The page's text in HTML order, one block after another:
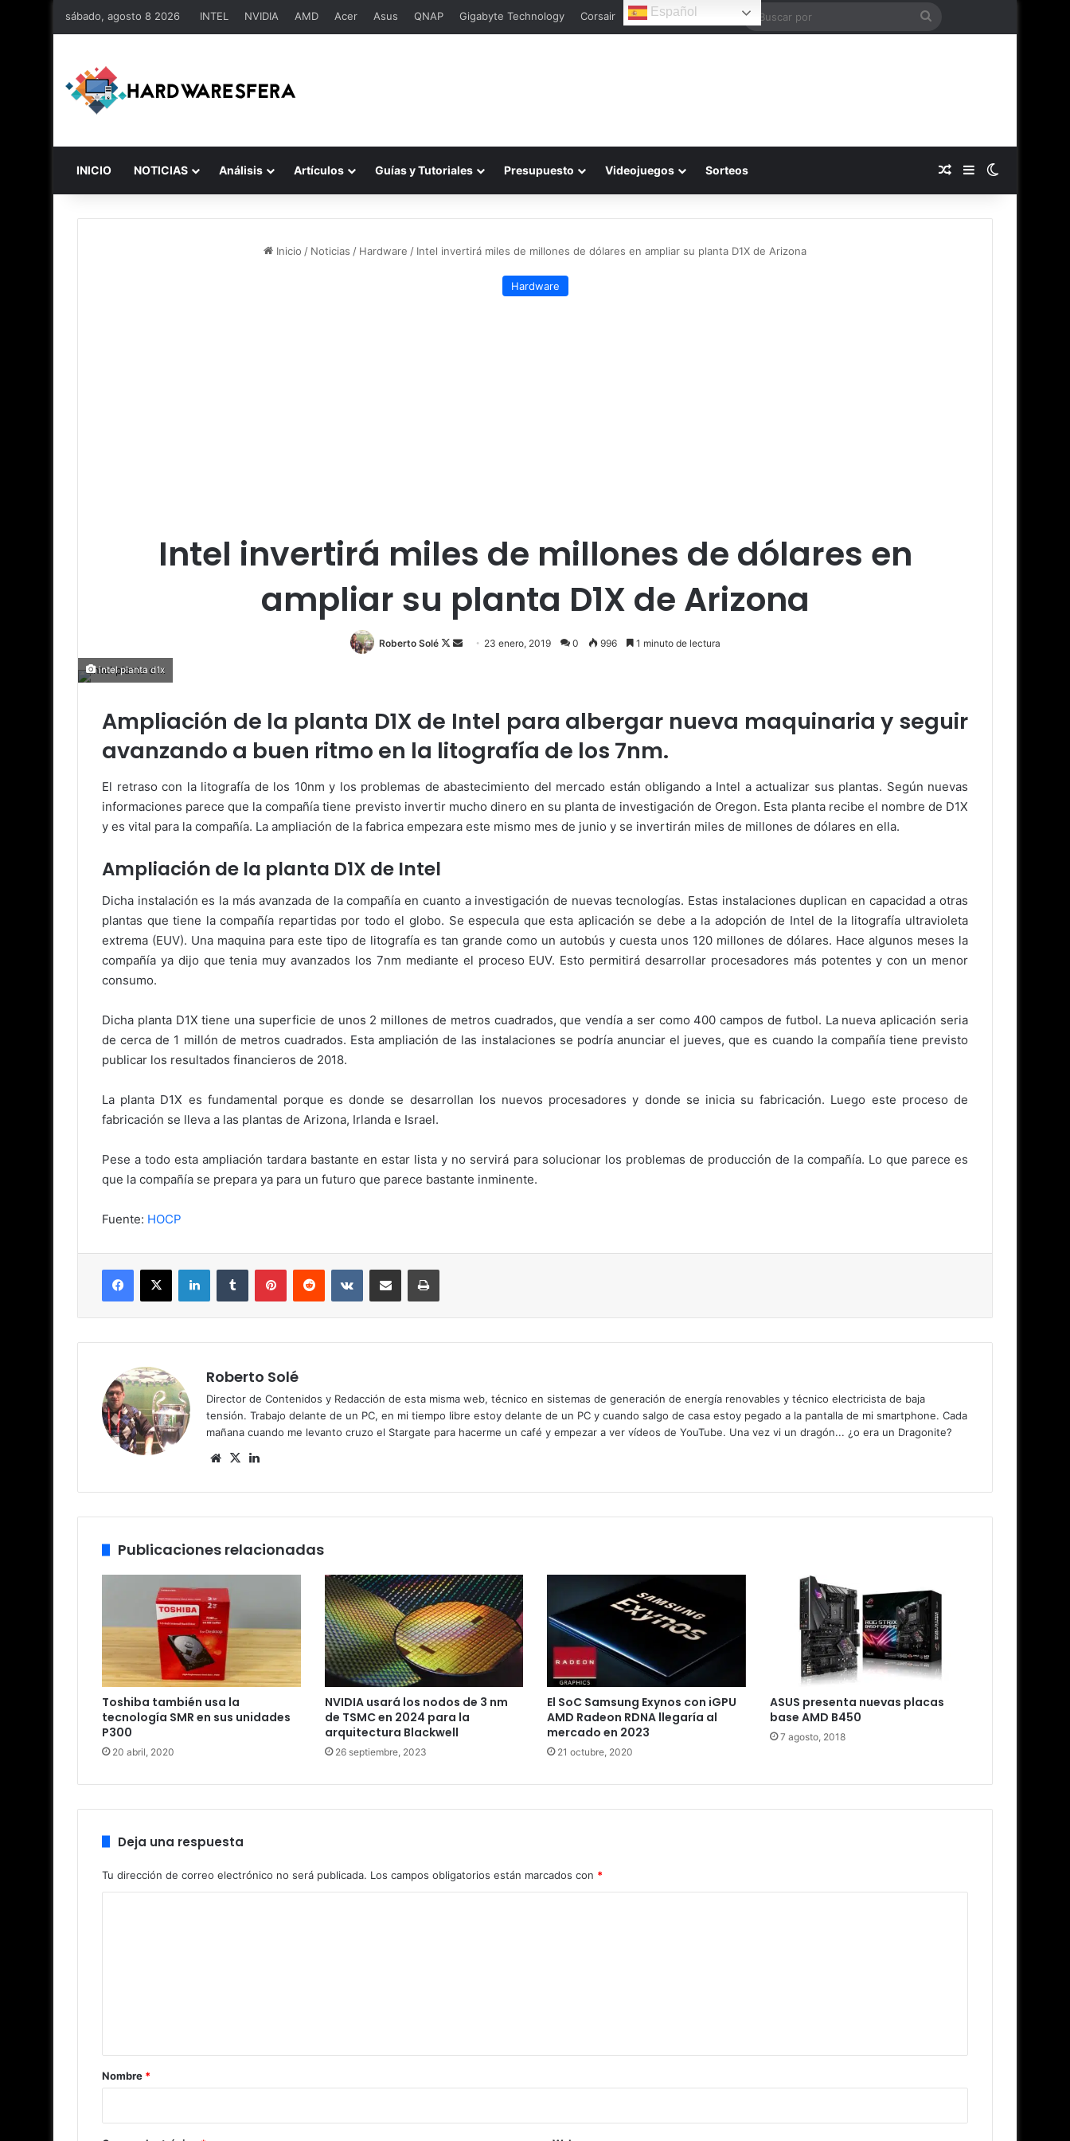
sábado, agosto 8 2026 INTEL NVIDIA AMD Acer Asus QNAP Gigabyte Technology Corsair Español
Buscar
INICIO NOTICIAS Análisis Artículos Guías y Tutoriales Presupuesto Videojuegos Sorteos Publicación al azar
Barra lateral
Inicio / Noticias / Hardware / Intel invertirá miles de millones de dólares en ampliar su planta D1X de Arizona
Hardware
Intel invertirá miles de millones de dólares en
ampliar su planta D1X de Arizona
Roberto Solé
F
o
S
a
e
l
23 enero, 2019 0 996 1 minuto de lectura
intel planta d1x
Ampliación de la planta D1X de Intel para albergar nueva maquinaria y seguir
avanzando a buen ritmo en la litografía de los 7nm.
El retraso con la litografía de los 10nm y los problemas de abastecimiento del mercado están obligando a Intel a actualizar sus plantas. Según nuevas
informaciones parece que la compañía tiene previsto invertir mucho dinero en su planta de investigación de Oregon. Esta planta recibe el nombre de D1X
y es vital para la compañía. La ampliación de la fabrica empezara este mismo mes de junio y se invertirán miles de millones de dólares en ella.
Ampliación de la planta D1X de Intel
Dicha instalación es la más avanzada de la compañía en cuanto a investigación de nuevas tecnologías. Estas instalaciones duplican en capacidad a otras
plantas que tiene la compañía repartidas por todo el globo. Se especula que esta aplicación se debe a la adopción de Intel de la litografía ultravioleta
extrema (EUV). Una maquina para este tipo de litografía es tan grande como un autobús y cuesta unos 120 millones de dólares. Hace algunos meses la
compañía ya dijo que tenia muy avanzados los 7nm mediante el proceso EUV. Esto permitirá desarrollar procesadores más potentes y con un menor
consumo.
Dicha planta D1X tiene una superficie de unos 2 millones de metros cuadrados, que vendía a ser como 400 campos de futbol. La nueva aplicación seria
de cerca de 1 millón de metros cuadrados. Esta ampliación de las instalaciones se podría anunciar el jueves, que es cuando la compañía tiene previsto
publicar los resultados financieros de 2018.
La planta D1X es fundamental porque es donde se desarrollan los nuevos procesadores y donde se inicia su fabricación. Luego este proceso de
fabricación se lleva a las plantas de Arizona, Irlanda e Israel.
Pese a todo esta ampliación tardara bastante en estar lista y no servirá para solucionar los problemas de producción de la compañía. Lo que parece es
que la compañía se prepara ya para un futuro que parece bastante inminente.
Fuente: HOCP
Roberto Solé
Director de Contenidos y Redacción de esta misma web, técnico en sistemas de generación de energía renovables y técnico electricista de baja
tensión. Trabajo delante de un PC, en mi tiempo libre estoy delante de un PC y cuando salgo de casa estoy pegado a la pantalla de mi smartphone. Cada
mañana cuando me levanto cruzo el Stargate para hacerme un café y empezar a ver vídeos de YouTube. Una vez vi un dragón... ¿o era un Dragonite?
Siti
we
b
X
dIn
Publicaciones relacionadas
Toshiba también usa la
tecnología SMR en sus unidades
P300
20 abril, 2020
NVIDIA usará los nodos de 3 nm
de TSMC en 2024 para la
arquitectura Blackwell
26 septiembre, 2023
El SoC Samsung Exynos con iGPU
AMD Radeon RDNA llegaría al
mercado en 2023
21 octubre, 2020
ASUS presenta nuevas placas
base AMD B450
7 agosto, 2018
Deja una respuesta
Tu dirección de correo electrónico no será publicada. Los campos obligatorios están marcados con *
rNombre *